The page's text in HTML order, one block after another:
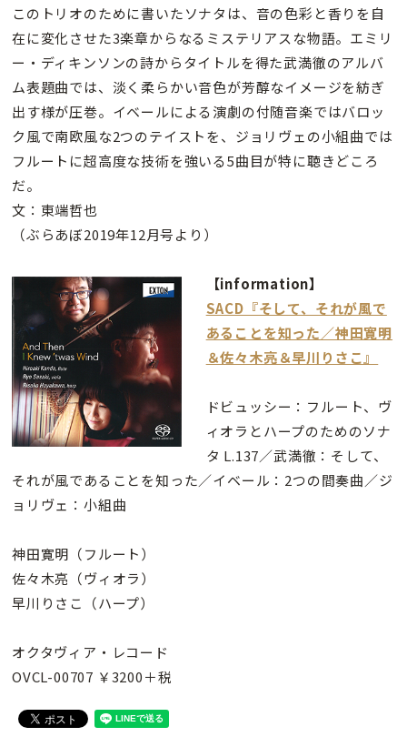
このトリオのために書いたソナタは、音の色彩と香りを自
在に変化させた3楽章からなるミステリアスな物語。エミリ
ー・ディキンソンの詩からタイトルを得た武満徹のアルバ
ム表題曲では、淡く柔らかい音色が芳醇なイメージを紡ぎ
出す様が圧巻。イベールによる演劇の付随音楽ではバロッ
ク風で南欧風な2つのテイストを、ジョリヴェの小組曲では
フルートに超高度な技術を強いる5曲目が特に聴きどころ
だ。
文：東端哲也
（ぶらあぼ2019年12月号より）
【information】
SACD『そして、それが風で
あることを知った／神田寛明
＆佐々木亮＆早川りさこ』
ドビュッシー：フルート、ヴ
ィオラとハープのためのソナ
タ L.137／武満徹：そして、
それが風であることを知った／イベール：2つの間奏曲／ジ
ョリヴェ：小組曲
神田寛明（フルート）
佐々木亮（ヴィオラ）
早川りさこ（ハープ）
オクタヴィア・レコード
OVCL-00707 ￥3200＋税